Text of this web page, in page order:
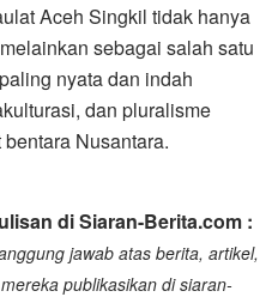
Aceh Singkil tidak hanya
sebagai salah satu
nyata dan indah
dan pluralisme
Nusantara.
di Siaran-Berita.com :
jawab atas berita, artikel,
publikasikan di siaran-